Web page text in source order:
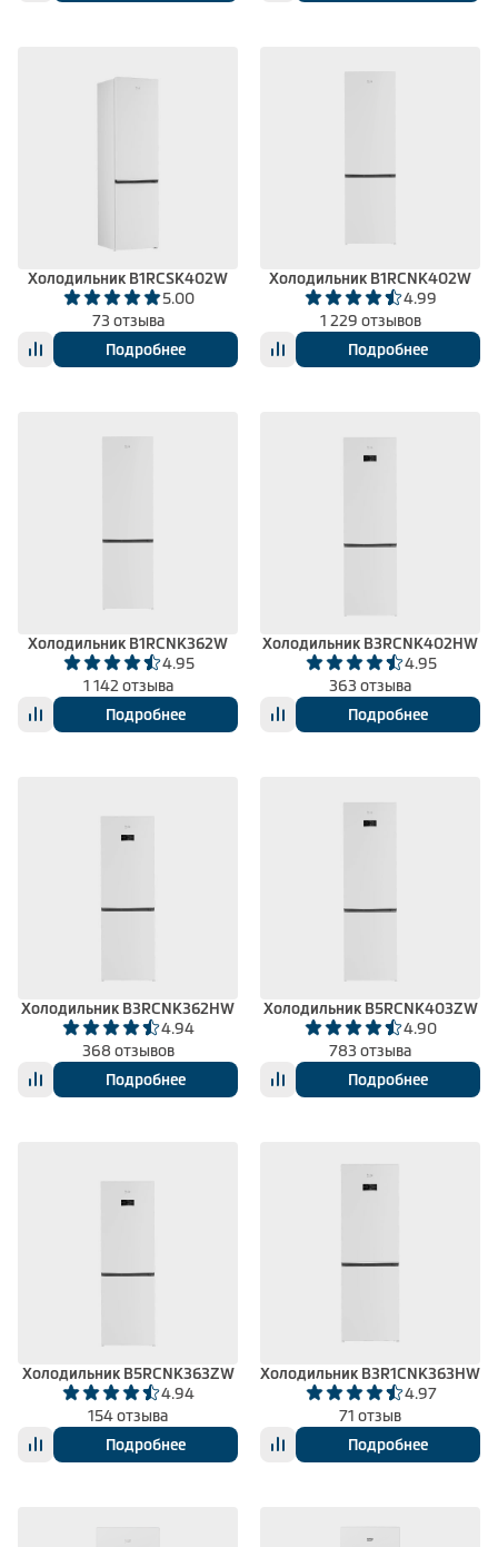
Холодильник B1RCSK402W
5.00
73 отзыва
Подробнее
Холодильник B1RCNK402W
4.99
1 229 отзывов
Подробнее
Холодильник B1RCNK362W
4.95
1 142 отзыва
Подробнее
Холодильник B3RCNK402HW
4.95
363 отзыва
Подробнее
Холодильник B3RCNK362HW
4.94
368 отзывов
Подробнее
Холодильник B5RCNK403ZW
4.90
783 отзыва
Подробнее
Холодильник B5RCNK363ZW
4.94
154 отзыва
Подробнее
Холодильник B3R1CNK363HW
4.97
71 отзыв
Подробнее